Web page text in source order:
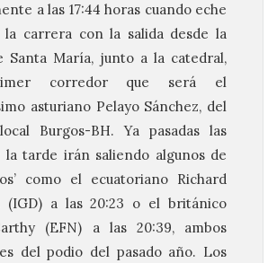
a las 17:44 horas cuando eche
la carrera con la salida desde la
Santa María, junto a la catedral,
corredor que será el
asturiano Pelayo Sánchez, del
Burgos-BH. Ya pasadas las
la tarde irán saliendo algunos de
como el ecuatoriano Richard
(IGD) a las 20:23 o el británico
(EFN) a las 20:39, ambos
del podio del pasado año. Los